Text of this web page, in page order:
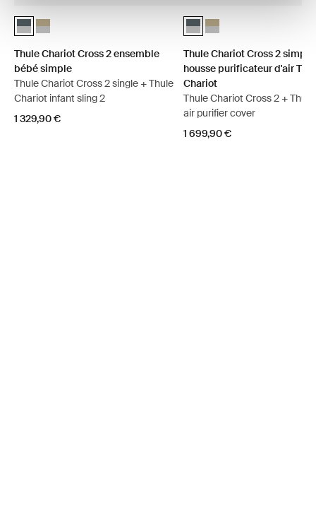
Thule Chariot Cross 2 ensemble bébé simple Ardoise foncée
Thule Chariot Cross 2 ensemble bébé simple Kaki délavé
Thule Chariot Cross 2 ensemble
bébé simple
Thule Chariot Cross 2 single + Thule
Chariot infant sling 2
1 329,90 €
Thule Chariot Cross 2
Thule Chariot Cross 2
Thule Chariot Cross 2
housse purificateur d'air
Chariot
Thule Chariot Cross 2 + Thule Chariot
air purifier cover
1 699,90 €